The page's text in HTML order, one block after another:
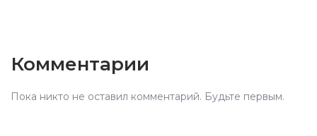
Комментарии
Пока никто не оставил комментарий. Будьте первым.